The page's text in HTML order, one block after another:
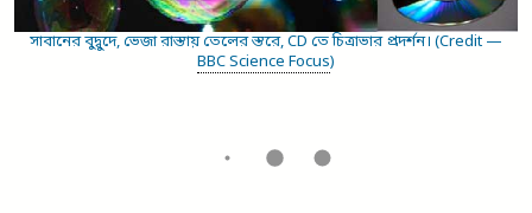
সাবানের বুদ্বুদে, ভেজা রাস্তায় তেলের স্তরে, CD তে চিত্রাভার প্রদর্শন। (Credit —
BBC Science Focus)